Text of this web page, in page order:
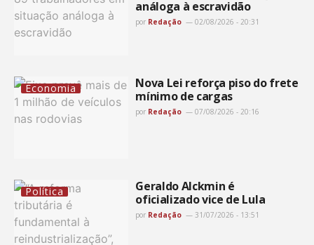
análoga à escravidão
por Redação 02/08/2026 - 20:31
Economia
Nova Lei reforça piso do frete
mínimo de cargas
por Redação 07/08/2026 - 20:16
Política
Geraldo Alckmin é
oficializado vice de Lula
por Redação 31/07/2026 - 13:51